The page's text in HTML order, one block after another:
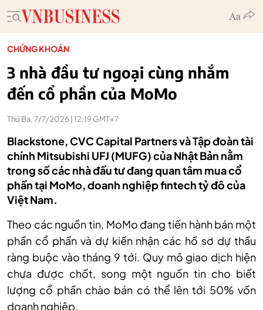
CHỨNG KHOÁN
3 nhà đầu tư ngoại cùng nhắm
đến cổ phần của MoMo
Thứ Ba, 7/7/2026 | 12:19 GMT+7
Blackstone, CVC Capital Partners và Tập đoàn tài
chính Mitsubishi UFJ (MUFG) của Nhật Bản nằm
trong số các nhà đầu tư đang quan tâm mua cổ
phần tại MoMo, doanh nghiệp fintech tỷ đô của
Việt Nam.
Theo các nguồn tin, MoMo đang tiến hành bán một
phần cổ phần và dự kiến nhận các hồ sơ dự thầu
ràng buộc vào tháng 9 tới. Quy mô giao dịch hiện
chưa được chốt, song một nguồn tin cho biết
lượng cổ phần chào bán có thể lên tới 50% vốn
doanh nghiệp.